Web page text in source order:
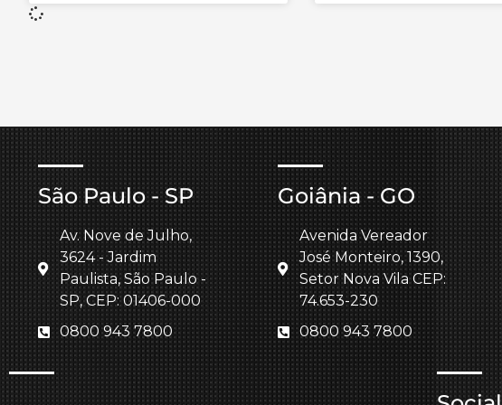
São Paulo - SP
Av. Nove de Julho,
3624 - Jardim
Paulista, São Paulo -
SP, CEP: 01406-000
0800 943 7800
Goiânia - GO
Avenida Vereador
José Monteiro, 1390,
Setor Nova Vila CEP:
74.653-230
0800 943 7800